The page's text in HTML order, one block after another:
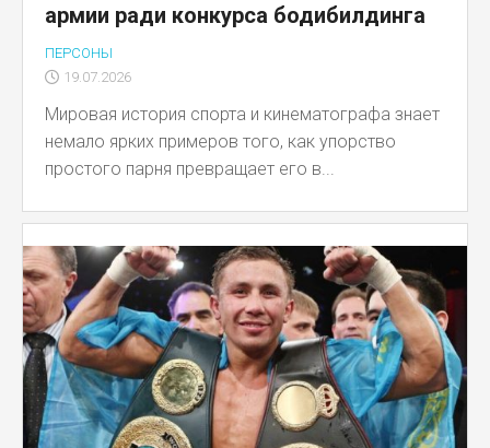
армии ради конкурса бодибилдинга
ПЕРСОНЫ
19.07.2026
Мировая история спорта и кинематографа знает
немало ярких примеров того, как упорство
простого парня превращает его в...